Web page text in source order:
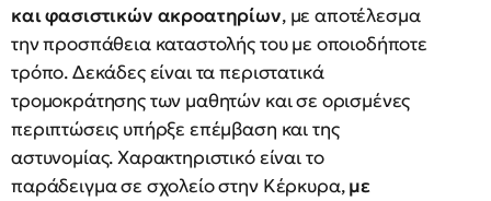
και φασιστικών ακροατηρίων, με αποτέλεσμα
την προσπάθεια καταστολής του με οποιοδήποτε
τρόπο. Δεκάδες είναι τα περιστατικά
τρομοκράτησης των μαθητών και σε ορισμένες
περιπτώσεις υπήρξε επέμβαση και της
αστυνομίας. Χαρακτηριστικό είναι το
παράδειγμα σε σχολείο στην Κέρκυρα,με